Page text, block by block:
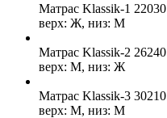
Матрас Klassik-1 22030
верх: Ж, низ: М
Матрас Klassik-2 26240
верх: М, низ: Ж
Матрас Klassik-3 30210
верх: М, низ: М